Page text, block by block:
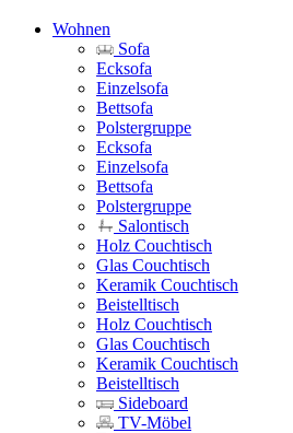
Wohnen
Sofa
Ecksofa
Einzelsofa
Bettsofa
Polstergruppe
Ecksofa
Einzelsofa
Bettsofa
Polstergruppe
Salontisch
Holz Couchtisch
Glas Couchtisch
Keramik Couchtisch
Beistelltisch
Holz Couchtisch
Glas Couchtisch
Keramik Couchtisch
Beistelltisch
Sideboard
TV-Möbel